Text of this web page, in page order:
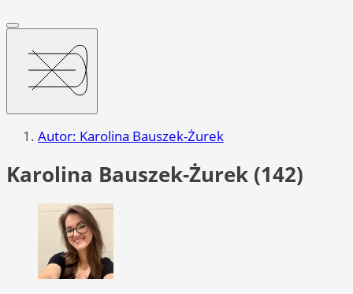
Autor: Karolina Bauszek-Żurek
Karolina Bauszek-Żurek (142)